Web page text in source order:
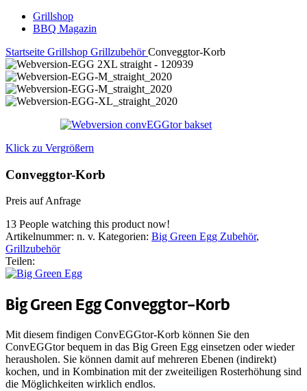
Grillshop
BBQ Magazin
Startseite Grillshop GrillzubehörConveggtor-Korb
Klick zu Vergrößern
Conveggtor-Korb
Preis auf Anfrage
13 People watching this product now!
Artikelnummer: n. v. Kategorien: Big Green Egg Zubehör,
Grillzubehör
Teilen:
Big Green Egg Conveggtor-Korb
Mit diesem findigen ConvEGGtor-Korb können Sie den
ConvEGGtor bequem in das Big Green Egg einsetzen oder wieder
herausholen. Sie können damit auf mehreren Ebenen (indirekt)
kochen, und in Kombination mit der zweiteiligen Rosterhöhung sind
die Möglichkeiten wirklich endlos.